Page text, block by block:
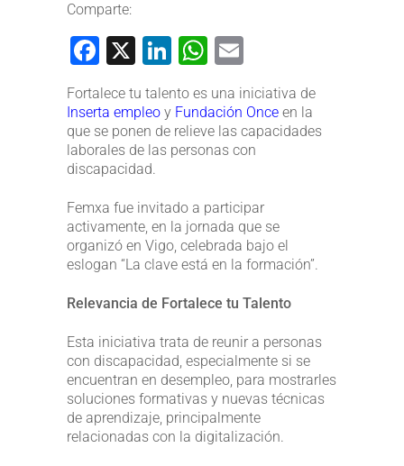
Comparte:
Facebook
X LinkedIn
WhatsApp
Fortalece tu talento es una iniciativa de
Inserta empleo y Fundación Once en la
que se ponen de relieve las capacidades
laborales de las personas con
discapacidad.
Femxa fue invitado a participar
activamente, en la jornada que se
organizó en Vigo, celebrada bajo el
eslogan “La clave está en la formación”.
Relevancia de Fortalece tu Talento
Esta iniciativa trata de reunir a personas
con discapacidad, especialmente si se
encuentran en desempleo, para mostrarles
soluciones formativas y nuevas técnicas
de aprendizaje, principalmente
relacionadas con la digitalización.